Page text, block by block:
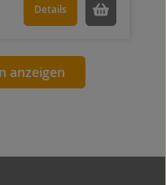
Details
anzeigen